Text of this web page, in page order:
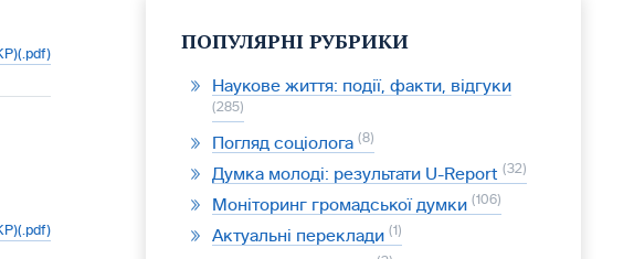
ПОПУЛЯРНІ РУБРИКИ
Наукове життя: події, факти, відгуки
285
Погляд соціолога 8
Думка молоді: результати U-Report 32
Моніторинг громадської думки 106
Актуальні переклади 1